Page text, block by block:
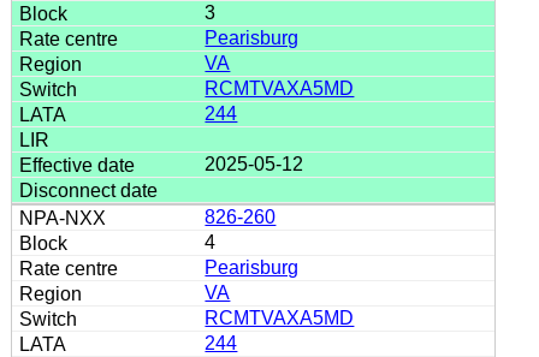
3
Pearisburg
VA
RCMTVAXA5MD
244
2025-05-12
826-260
4
Pearisburg
VA
RCMTVAXA5MD
244